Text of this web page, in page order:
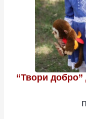
“Твори добро”